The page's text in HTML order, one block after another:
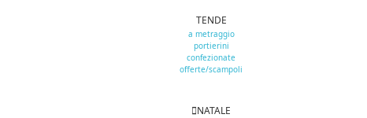
TENDE
a metraggio
portierini
confezionate
offerte/scampoli
NATALE